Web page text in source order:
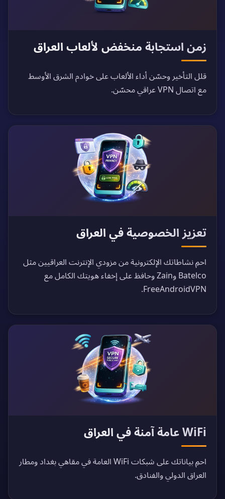
زمن استجابة منخفض لألعاب العراق
قلل التأخير وحسّن أداء الألعاب على خوادم الشرق الأوسط
مع اتصال VPN عراقي محسّن.
تعزيز الخصوصية في العراق
احمِ نشاطاتك الإلكترونية من مزودي الإنترنت العراقيين مثل
Batelco وZain وحافظ على إخفاء هويتك الكامل مع
FreeAndroidVPN.
WiFi عامة آمنة في العراق
احمِ بياناتك على شبكات WiFi العامة في مقاهي بغداد ومطار
العراق الدولي والفنادق.